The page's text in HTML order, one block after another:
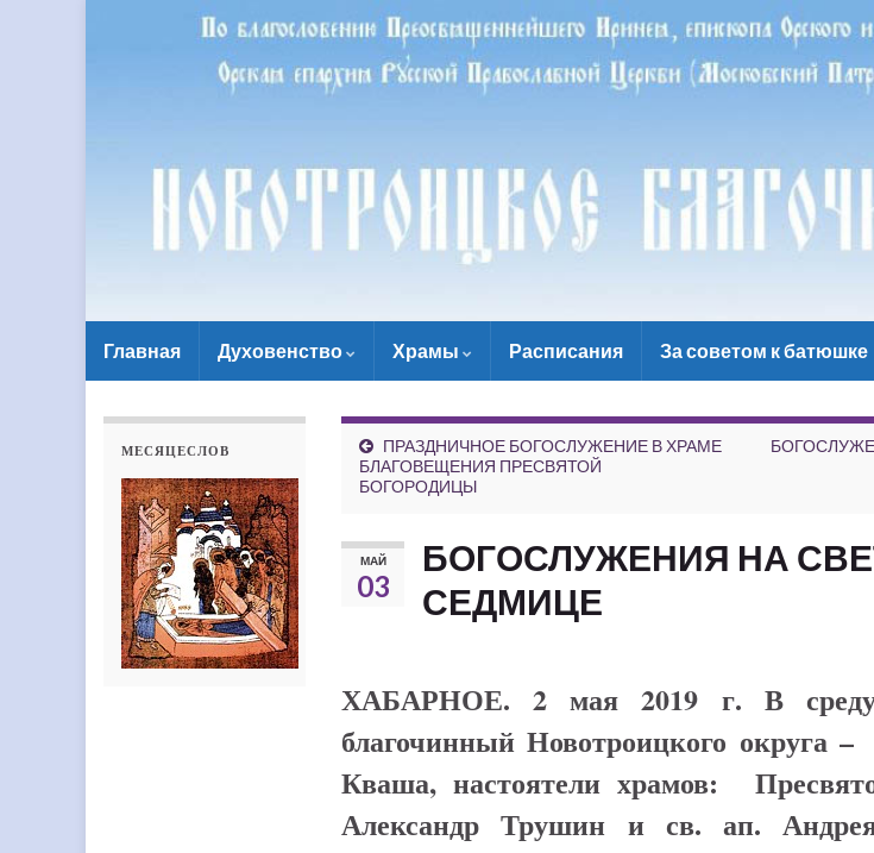
Главная Духовенство Храмы Расписания За советом к батюшке
ПРАЗДНИЧНОЕ БОГОСЛУЖЕНИЕ В ХРАМЕ
БЛАГОВЕЩЕНИЯ ПРЕСВЯТОЙ
БОГОРОДИЦЫ
МАЙ
03
БОГОСЛУЖЕНИЯ НА
СЕДМИЦЕ
ХАБАРНОЕ. 2 мая 2019 г. В среду
благочинный Новотроицкого округа
Кваша, настоятели храмов:
Александр Трушин и св. ап.
МЕСЯЦЕСЛОВ